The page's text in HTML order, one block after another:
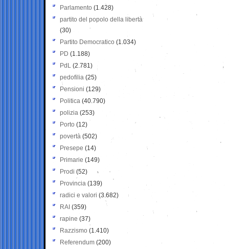
Parlamento (1.428)
partito del popolo della libertà
(30)
Partito Democratico (1.034)
PD (1.188)
PdL (2.781)
pedofilia (25)
Pensioni (129)
Politica (40.790)
polizia (253)
Porto (12)
povertà (502)
Presepe (14)
Primarie (149)
Prodi (52)
Provincia (139)
radici e valori (3.682)
RAI (359)
rapine (37)
Razzismo (1.410)
Referendum (200)